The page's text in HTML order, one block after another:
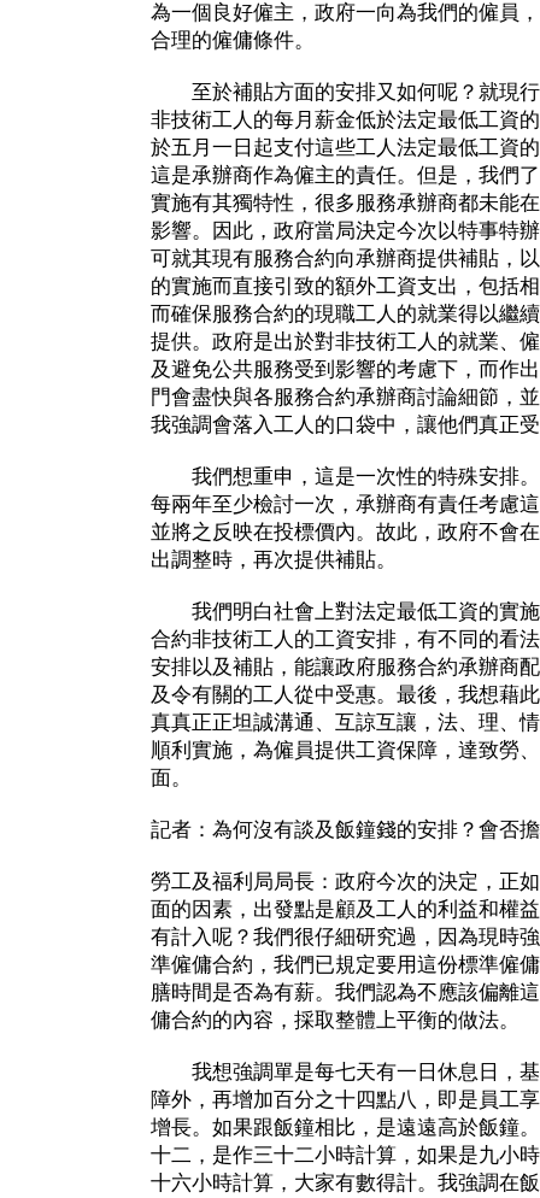
為一個良好僱主，政府一向為我們的僱員
合理的僱傭條件。
至於補貼方面的安排又如何呢？就現行
非技術工人的每月薪金低於法定最低工資
於五月一日起支付這些工人法定最低工資
這是承辦商作為僱主的責任。但是，我們
實施有其獨特性，很多服務承辦商都未能
影響。因此，政府當局決定今次以特事特
可就其現有服務合約向承辦商提供補貼，
的實施而直接引致的額外工資支出，包括
而確保服務合約的現職工人的就業得以繼
提供。政府是出於對非技術工人的就業、
及避免公共服務受到影響的考慮下，而作
門會盡快與各服務合約承辦商討論細節，
我強調會落入工人的口袋中，讓他們真正
我們想重申，這是一次性的特殊安排。
每兩年至少檢討一次，承辦商有責任考慮
並將之反映在投標價內。故此，政府不會
出調整時，再次提供補貼。
我們明白社會上對法定最低工資的實施
合約非技術工人的工資安排，有不同的看
安排以及補貼，能讓政府服務合約承辦商
及令有關的工人從中受惠。最後，我想藉
真真正正坦誠溝通、互諒互讓，法、理、
順利實施，為僱員提供工資保障，達致勞
面。
記者：為何沒有談及飯鐘錢的安排？會否
勞工及福利局局長：政府今次的決定，正
面的因素，出發點是顧及工人的利益和權
有計入呢？我們很仔細研究過，因為現時
準僱傭合約，我們已規定要用這份標準僱
膳時間是否為有薪。我們認為不應該偏離
傭合約的內容，採取整體上平衡的做法。
我想強調單是每七天有一日休息日，基
障外，再增加百分之十四點八，即是員工
增長。如果跟飯鐘相比，是遠遠高於飯鐘
十二，是作三十二小時計算，如果是九小
十六小時計算，大家有數得計。我強調在